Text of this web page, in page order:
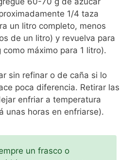
1/4 taza
un litro completo, menos
de un litro) y revuelva para
máximo para 1 litro).
sin refinar o de caña si lo
poca diferencia. Retirar las
enfriar a temperatura
unas horas en enfriarse).
un frasco o